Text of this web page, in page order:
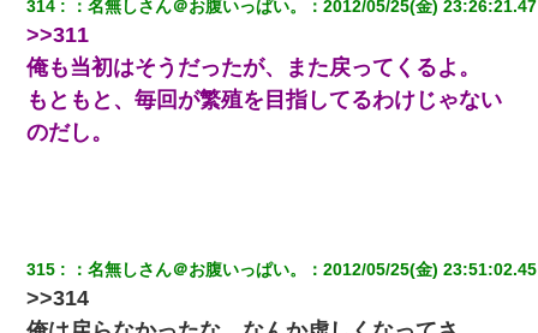
ナンパにほいほい付いていった私、地獄に落ちる
私が遺産を相続。→それを知った義両親が「旅行代金を出せ！」
「リフォーム費用を負担しろ！」「金の管理は私達がする！」と
浅ましくも集りにきた。
宅飲みで女友達の乳を見てしまった・・・
314 ：名無しさん＠お腹いっぱい。 ：2012/05/25(金)
>>311
俺も当初はそうだったが、また戻ってくるよ。
もともと、毎回が繁殖を目指してるわけじゃない
のだし。
315 ：名無しさん＠お腹いっぱい。 ：2012/05/25(金)
>>314